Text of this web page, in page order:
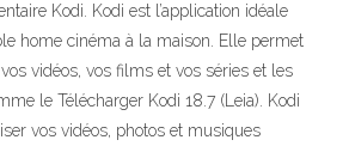
Kodi. Kodi est l’application idéale
home cinéma à la maison. Elle permet
vidéos, vos films et vos séries et les
le Télécharger Kodi 18.7 (Leia). Kodi
vos vidéos, photos et musiques